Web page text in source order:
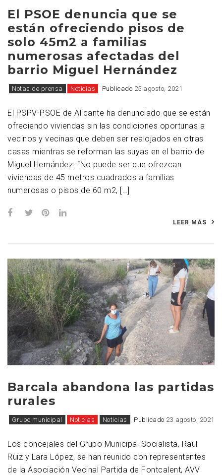
El PSOE denuncia que se
están ofreciendo pisos de
solo 45m2 a familias
numerosas afectadas del
barrio Miguel Hernández
Notas de prensa Noticias Publicado 25 agosto, 2021
El PSPV-PSOE de Alicante ha denunciado que se están
ofreciendo viviendas sin las condiciones oportunas a
vecinos y vecinas que deben ser realojados en otras
casas mientras se reforman las suyas en el barrio de
Miguel Hernández. “No puede ser que ofrezcan
viviendas de 45 metros cuadrados a familias
numerosas o pisos de 60 m2, […]
LEER MÁS
Barcala abandona las partidas
rurales
Grupo municipal Noticias Noticias Publicado 23 agosto, 2021
Los concejales del Grupo Municipal Socialista, Raúl
Ruiz y Lara López, se han reunido con representantes
de la Asociación Vecinal Partida de Fontcalent, AVV